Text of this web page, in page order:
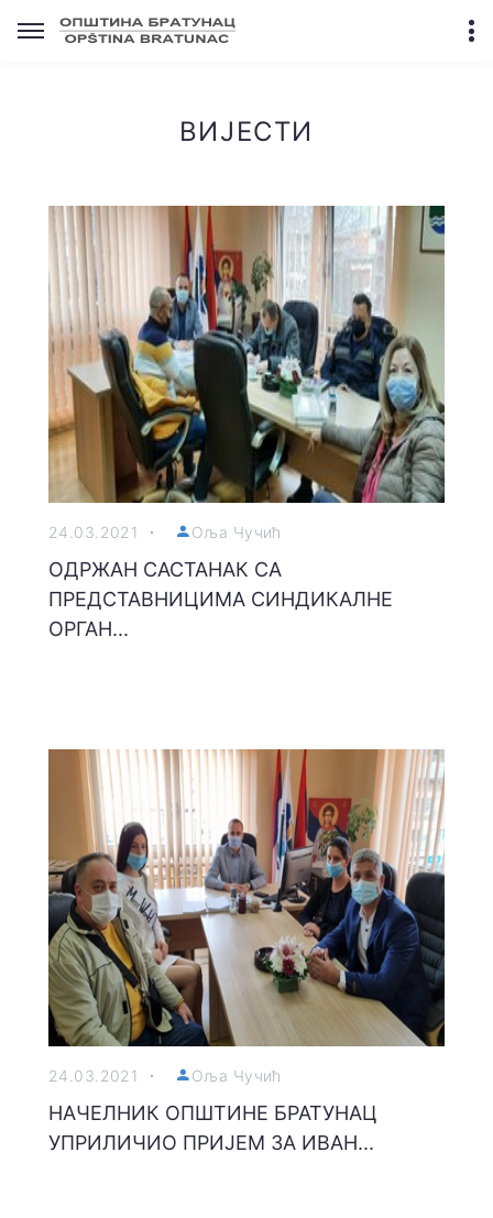
ВИЈЕСТИ
24.03.2021 Оља Чучић
ОДРЖАН САСТАНАК СА
ПРЕДСТАВНИЦИМА СИНДИКАЛНЕ
ОРГАН...
24.03.2021 Оља Чучић
НАЧЕЛНИК ОПШТИНЕ БРАТУНАЦ
УПРИЛИЧИО ПРИЈЕМ ЗА ИВАН...